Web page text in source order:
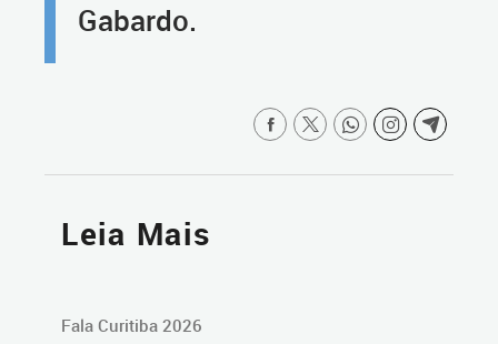
Gabardo.
Leia Mais
Fala Curitiba 2026